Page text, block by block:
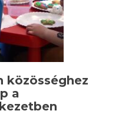
közösséghez
a